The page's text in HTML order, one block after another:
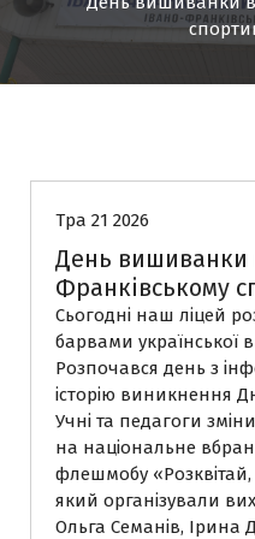
Матеріали
Тра 21 2026
День вишиванки
Франківському
Сьогодні наш ліцей
барвами української
Розпочався день з
історію виникнення
Учні та педагоги
на національне
флешмобу
який організували
Ольга Семанів, Ірина